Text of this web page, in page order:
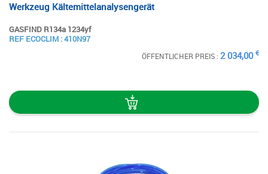
Werkzeug Kältemittelanalysengerät
GASFIND R134a 1234yf
REF ECOCLIM : 410N97
ÖFFENTLICHER PREIS : 2 034,00 €